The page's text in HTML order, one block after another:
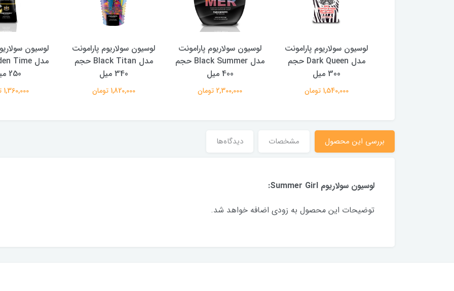
لوسیون سولاریوم پارامونت
مدل Dark Queen حجم
300 میل
1,540,000 تومان
لوسیون سولاریوم پارامونت
مدل Black Summer حجم
400 میل
2,300,000 تومان
لوسیون سولاریوم پارامونت
مدل Black Titan حجم
340 میل
1,820,000 تومان
لوسیون
250 میل
1,360,000 تومان
بررسی این محصول مشخصات دیدگاه‌ها
لوسیون سولاریوم Summer Girl:
توضیحات این محصول به زودی اضافه خواهد شد.